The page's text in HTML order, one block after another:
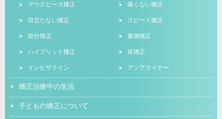
マウスピース矯正 痛くない矯正
目立たない矯正 スピード矯正
部分矯正 裏側矯正
ハイブリッド矯正 床矯正
インビザライン アソアライナー
矯正治療中の生活
子どもの矯正について